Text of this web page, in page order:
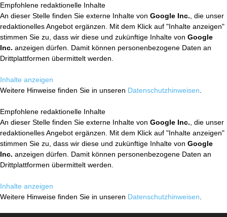
Empfohlene redaktionelle Inhalte
An dieser Stelle finden Sie externe Inhalte von Google Inc. , die unser
redaktionelles Angebot ergänzen. Mit dem Klick auf "Inhalte anzeigen"
stimmen Sie zu, dass wir diese und zukünftige Inhalte von Google
Inc. anzeigen dürfen. Damit können personenbezogene Daten an
Drittplattformen übermittelt werden.
Inhalte anzeigen
Weitere Hinweise finden Sie in unseren Datenschutzhinweisen
Empfohlene redaktionelle Inhalte
An dieser Stelle finden Sie externe Inhalte von Google Inc. , die unser
redaktionelles Angebot ergänzen. Mit dem Klick auf "Inhalte anzeigen"
stimmen Sie zu, dass wir diese und zukünftige Inhalte von Google
Inc. anzeigen dürfen. Damit können personenbezogene Daten an
Drittplattformen übermittelt werden.
Inhalte anzeigen
Weitere Hinweise finden Sie in unseren Datenschutzhinweisen